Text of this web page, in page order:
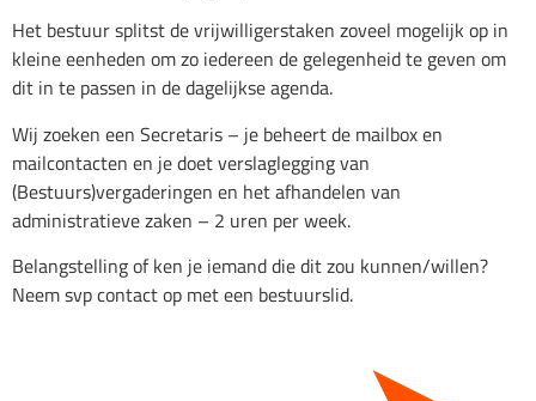
Het bestuur splitst de vrijwilligerstaken zoveel mogelijk op in
kleine eenheden om zo iedereen de gelegenheid te geven om
dit in te passen in de dagelijkse agenda.
Wij zoeken een Secretaris – je beheert de mailbox en
mailcontacten en je doet verslaglegging van
(Bestuurs)vergaderingen en het afhandelen van
administratieve zaken – 2 uren per week.
Belangstelling of ken je iemand die dit zou kunnen/willen?
Neem svp contact op met een bestuurslid.